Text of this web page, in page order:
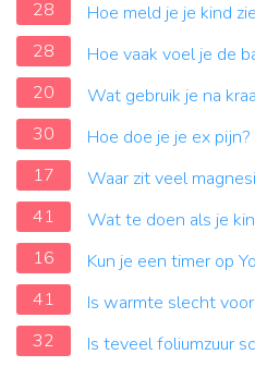
28
Hoe meld je je kind
28
Hoe vaak voel je de
20
Wat gebruik je na
30
Hoe doe je je ex pijn?
17
Waar zit veel
41
Wat te doen als je
16
Kun je een timer op
41
Is warmte slecht
32
Is teveel foliumzuur